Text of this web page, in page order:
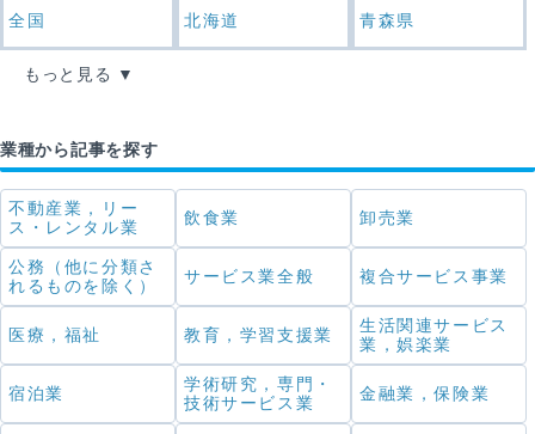
全国 北海道 青森県
もっと見る
業種から記事を探す
不動産業，リー
ス・レンタル業
飲食業 卸売業
公務（他に分類さ
れるものを除く）
サービス業全般 複合サービス事業
医療，福祉 教育，学習支援業
生活関連サービス
業，娯楽業
宿泊業
学術研究，専門・
技術サービス業
金融業，保険業